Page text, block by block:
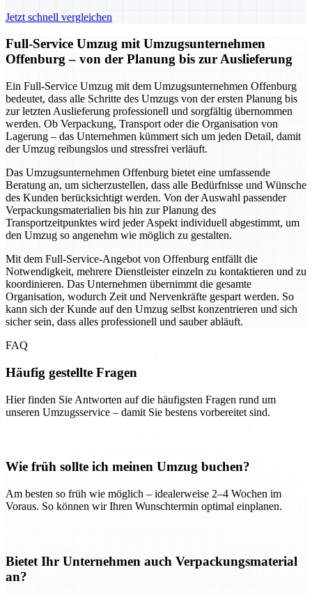
Jetzt schnell vergleichen
Full-Service Umzug mit Umzugsunternehmen
Offenburg – von der Planung bis zur Auslieferung
Ein Full-Service Umzug mit dem Umzugsunternehmen Offenburg
bedeutet, dass alle Schritte des Umzugs von der ersten Planung bis
zur letzten Auslieferung professionell und sorgfältig übernommen
werden. Ob Verpackung, Transport oder die Organisation von
Lagerung – das Unternehmen kümmert sich um jeden Detail, damit
der Umzug reibungslos und stressfrei verläuft.
Das Umzugsunternehmen Offenburg bietet eine umfassende
Beratung an, um sicherzustellen, dass alle Bedürfnisse und Wünsche
des Kunden berücksichtigt werden. Von der Auswahl passender
Verpackungsmaterialien bis hin zur Planung des
Transportzeitpunktes wird jeder Aspekt individuell abgestimmt, um
den Umzug so angenehm wie möglich zu gestalten.
Mit dem Full-Service-Angebot von Offenburg entfällt die
Notwendigkeit, mehrere Dienstleister einzeln zu kontaktieren und zu
koordinieren. Das Unternehmen übernimmt die gesamte
Organisation, wodurch Zeit und Nervenkräfte gespart werden. So
kann sich der Kunde auf den Umzug selbst konzentrieren und sich
sicher sein, dass alles professionell und sauber abläuft.
FAQ
Häufig gestellte Fragen
Hier finden Sie Antworten auf die häufigsten Fragen rund um
unseren Umzugsservice – damit Sie bestens vorbereitet sind.
Wie früh sollte ich meinen Umzug buchen?
Am besten so früh wie möglich – idealerweise 2–4 Wochen im
Voraus. So können wir Ihren Wunschtermin optimal einplanen.
Bietet Ihr Unternehmen auch Verpackungsmaterial
an?